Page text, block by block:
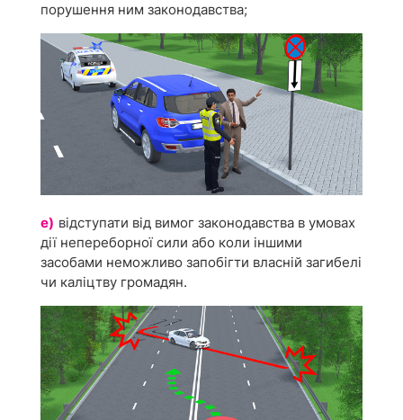
порушення ним законодавства;
е) відступати від вимог законодавства в умовах
дії непереборної сили або коли іншими
засобами неможливо запобігти власній загибелі
чи каліцтву громадян.